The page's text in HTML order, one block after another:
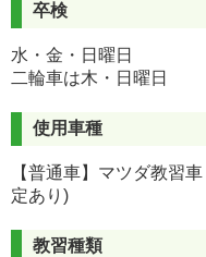
卒検
水・金・日曜日
二輪車は木・日曜日
使用車種
【普通車】マツダ教習
定あり)
教習種類